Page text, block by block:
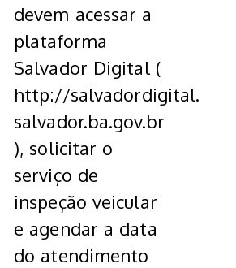
devem acessar a
plataforma
Salvador Digital (
http://salvadordigital.
salvador.ba.gov.br
), solicitar o
serviço de
inspeção veicular
e agendar a data
do atendimento